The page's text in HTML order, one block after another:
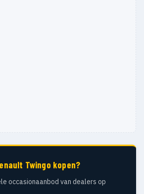
Twingo kopen?
occasionaanbod van dealers op